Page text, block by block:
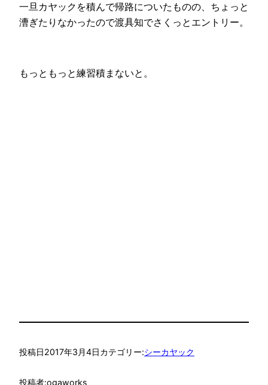
一旦カヤックを積んで帰路についたものの、ちょっと
漕ぎたりなかったので渡具知でさくっとエントリー。
もっともっと練習積まないと。
投稿日2017年3月4日カテゴリー:シーカヤック
投稿者:ogaworks